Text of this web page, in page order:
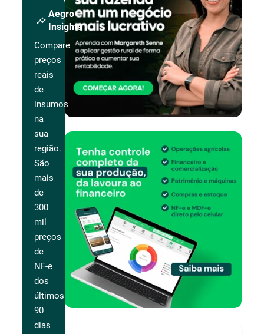
insights
Aegro
Insights
Compare
preços
reais
de
insumos
na
sua
região.
São
mais
de
300
mil
preços
de
NF-e
dos
últimos
90
dias